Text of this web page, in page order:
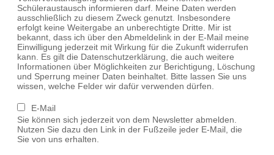
Schüleraustausch informieren darf. Meine Daten werden
ausschließlich zu diesem Zweck genutzt. Insbesondere
erfolgt keine Weitergabe an unberechtigte Dritte. Mir ist
bekannt, dass ich über den Abmeldelink in der E-Mail meine
Einwilligung jederzeit mit Wirkung für die Zukunft widerrufen
kann. Es gilt die Datenschutzerklärung, die auch weitere
Informationen über Möglichkeiten zur Berichtigung, Löschung
und Sperrung meiner Daten beinhaltet. Bitte lassen Sie uns
wissen, welche Felder wir dafür verwenden dürfen.
E-Mail
Sie können sich jederzeit von dem Newsletter abmelden.
Nutzen Sie dazu den Link in der Fußzeile jeder E-Mail, die
Sie von uns erhalten.